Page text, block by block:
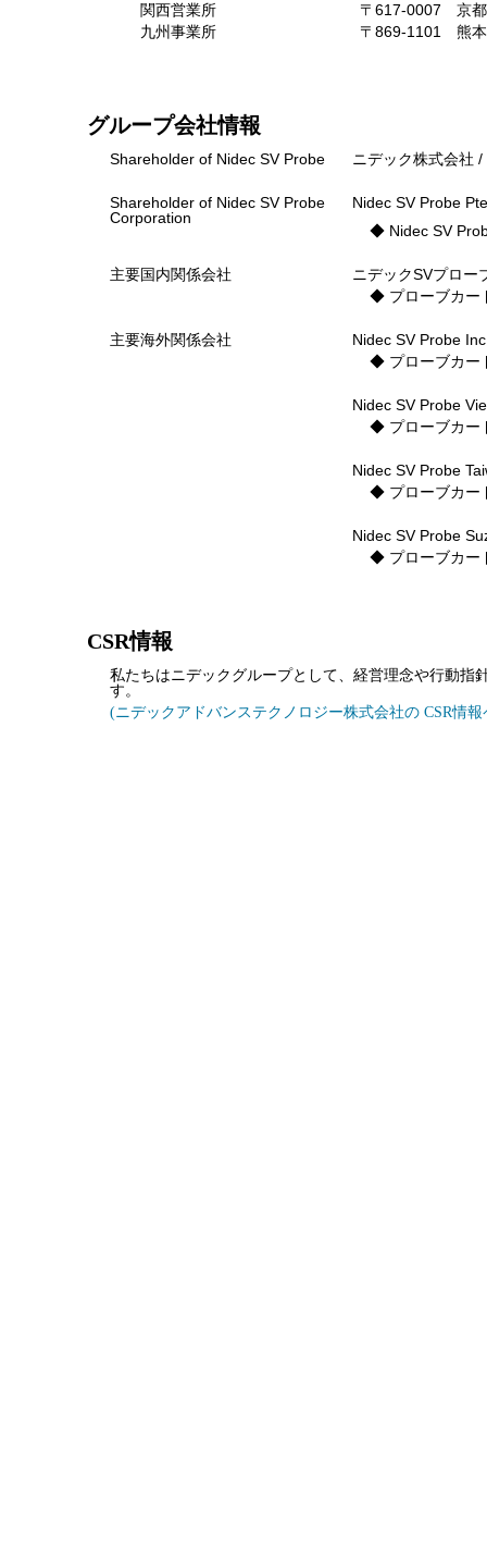
関西営業所
〒617-0007 京都
九州事業所
〒869-1101 熊本
グループ会社情報
Shareholder of Nidec SV Probe ニデック株式会社
Shareholder of Nidec SV Probe
Corporation
Nidec SV Probe
◆ Nidec SV
主要国内関係会社
ニデックSVプロ
◆ プローブカー
主要海外関係会社
Nidec SV Probe
◆ プローブカー
Nidec SV Probe
◆ プローブカー
Nidec SV Probe
◆ プローブカー
Nidec SV Probe
◆ プローブカー
CSR情報
私たちはニデックグループとして、経営理念や行動指
す。
(ニデックアドバンステクノロジー株式会社の CSR情